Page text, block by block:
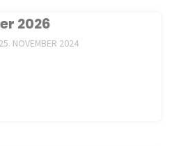
2026
25. NOVEMBER 2024